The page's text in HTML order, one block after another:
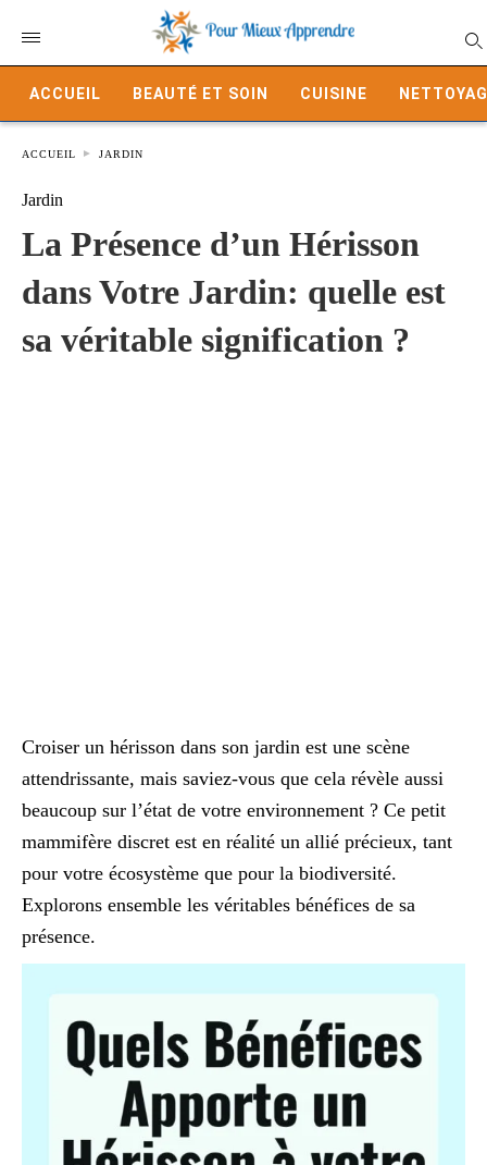
ACCUEIL BEAUTÉ ET SOIN CUISINE
ACCUEIL JARDIN
Jardin
La Présence d’un Hérisson
dans Votre Jardin: quelle est
sa véritable signification ?
Croiser un hérisson dans son jardin est une scène
attendrissante, mais saviez-vous que cela révèle aussi
beaucoup sur l’état de votre environnement ? Ce petit
mammifère discret est en réalité un allié précieux, tant
pour votre écosystème que pour la biodiversité.
Explorons ensemble les véritables bénéfices de sa
présence.